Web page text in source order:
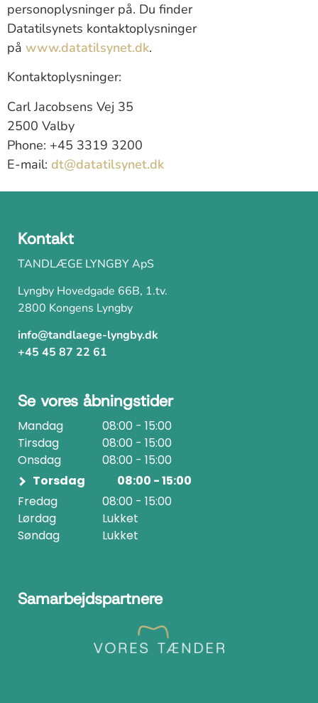
personoplysninger på. Du finder
Datatilsynets kontaktoplysninger
på www.datatilsynet.dk.
Kontaktoplysninger:
Carl Jacobsens Vej 35
2500 Valby
Phone: +45 3319 3200
E-mail: dt@datatilsynet.dk
Kontakt
TANDLÆGE LYNGBY ApS
Lyngby Hovedgade 66B, 1.tv.
2800 Kongens Lyngby
info@tandlaege-lyngby.dk
+45 45 87 22 61
Se vores åbningstider
Mandag
08:00 - 15:00
Tirsdag
08:00 - 15:00
Onsdag
08:00 - 15:00
Torsdag
08:00 - 15:00
Fredag
08:00 - 15:00
Lørdag
Lukket
Søndag
Lukket
Samarbejdspartnere